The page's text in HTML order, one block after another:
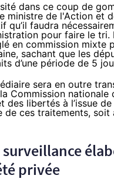
dans ce coup de
ministre de l'Action et
qu’il faudra
pour faire le tri.
en commission mixte
sachant que les
d’une période de 5
sera en outre
Commission nationale
des libertés à l’issue
de ces traitements, soit
privée